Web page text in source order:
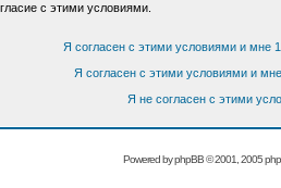
с этими условиями.
Я согласен с этими условиями и мне
Я согласен с этими условиями и мне
Я не согласен с этими
Powered byphpBB© 2001, 2005